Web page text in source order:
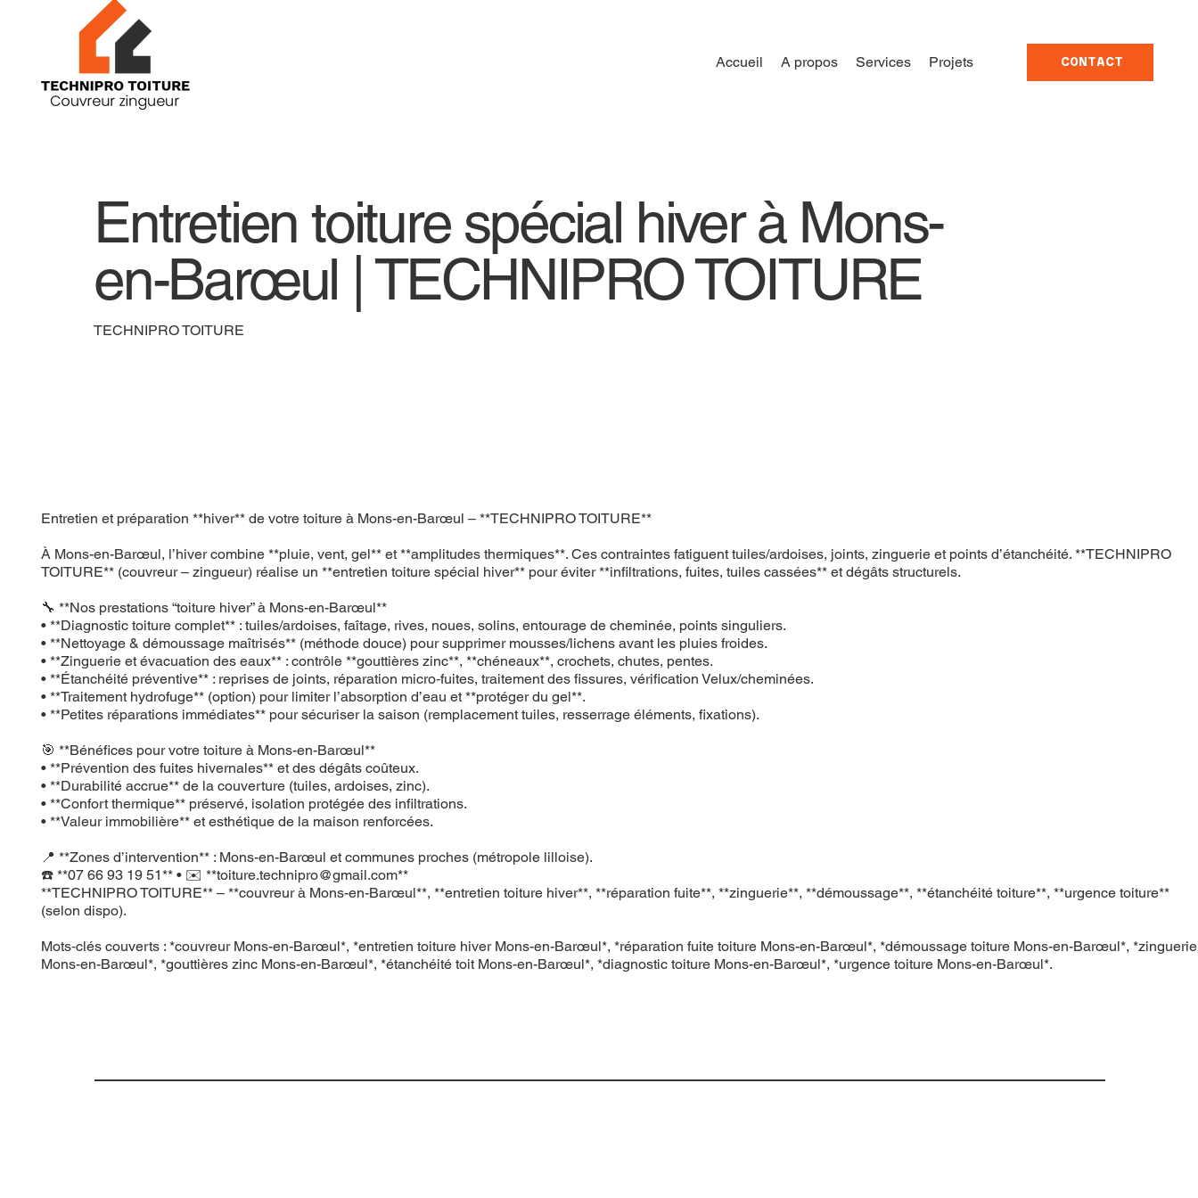
Accueil A propos Services Projets CONTACT
Entretien toiture spécial hiver à Mons-
en-Barœul | TECHNIPRO TOITURE
TECHNIPRO TOITURE
Entretien et préparation **hiver** de votre toiture à Mons-en-Barœul – **TECHNIPRO TOITURE**
À Mons-en-Barœul, l’hiver combine **pluie, vent, gel** et **amplitudes thermiques**. Ces contraintes fatiguent tuiles/ardoises, joints, zinguerie et points d’étanchéité. **TECHNIPRO
TOITURE** (couvreur – zingueur) réalise un **entretien toiture spécial hiver** pour éviter **infiltrations, fuites, tuiles cassées** et dégâts structurels.
🔧 **Nos prestations “toiture hiver” à Mons-en-Barœul**
• **Diagnostic toiture complet** : tuiles/ardoises, faîtage, rives, noues, solins, entourage de cheminée, points singuliers.
• **Nettoyage & démoussage maîtrisés** (méthode douce) pour supprimer mousses/lichens avant les pluies froides.
• **Zinguerie et évacuation des eaux** : contrôle **gouttières zinc**, **chéneaux**, crochets, chutes, pentes.
• **Étanchéité préventive** : reprises de joints, réparation micro‑fuites, traitement des fissures, vérification Velux/cheminées.
• **Traitement hydrofuge** (option) pour limiter l’absorption d’eau et **protéger du gel**.
• **Petites réparations immédiates** pour sécuriser la saison (remplacement tuiles, resserrage éléments, fixations).
🎯 **Bénéfices pour votre toiture à Mons-en-Barœul**
• **Prévention des fuites hivernales** et des dégâts coûteux.
• **Durabilité accrue** de la couverture (tuiles, ardoises, zinc).
• **Confort thermique** préservé, isolation protégée des infiltrations.
• **Valeur immobilière** et esthétique de la maison renforcées.
📍 **Zones d’intervention** : Mons-en-Barœul et communes proches (métropole lilloise).
☎️ **07 66 93 19 51** • ✉️ **toiture.technipro@gmail.com**
**TECHNIPRO TOITURE** – **couvreur à Mons-en-Barœul**, **entretien toiture hiver**, **réparation fuite**, **zinguerie**, **démoussage**, **étanchéité toiture**, **urgence toiture**
(selon dispo).
Mots‑clés couverts : *couvreur Mons-en-Barœul*, *entretien toiture hiver Mons-en-Barœul*, *réparation fuite toiture Mons-en-Barœul*, *démoussage toiture Mons-en-Barœul*, *zinguerie
Mons-en-Barœul*, *gouttières zinc Mons-en-Barœul*, *étanchéité toit Mons-en-Barœul*, *diagnostic toiture Mons-en-Barœul*, *urgence toiture Mons-en-Barœul*.